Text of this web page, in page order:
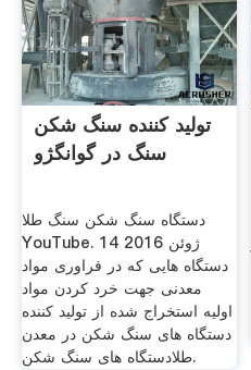
تولید کننده سنگ شکن
سنگ در گوانگژو
دستگاه سنگ شکن سنگ طلا
YouTube. 14 ژوئن 2016
دستگاه هایی که در فراوری مواد
معدنی جهت خرد کردن مواد
اولیه استخراج شده از تولید کننده
دستگاه های سنگ شکن در معدن
طلادستگاه های سنگ شکن.